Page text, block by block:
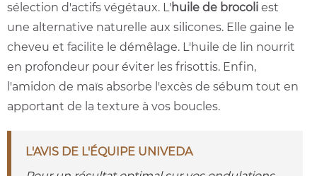
sélection d'actifs végétaux. L' huile de brocoli est
une alternative naturelle aux silicones. Elle gaine le
cheveu et facilite le démêlage. L'huile de lin nourrit
en profondeur pour éviter les frisottis. Enfin,
l'amidon de maïs absorbe l'excès de sébum tout en
apportant de la texture à vos boucles.
L'AVIS DE L'ÉQUIPE UNIVEDA